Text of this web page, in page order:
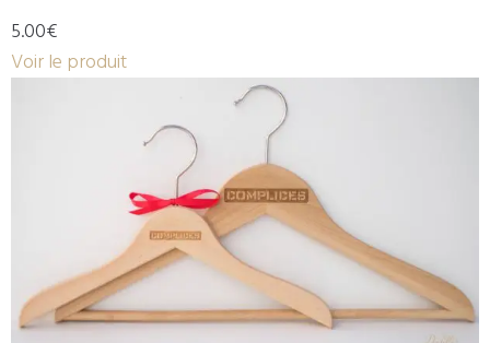
5.00€
Voir le produit